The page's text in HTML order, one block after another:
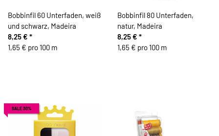
Bobbinfil 60 Unterfaden, weiß
und schwarz, Madeira
8,25 € *
1,65 € pro 100 m
Bobbinfil 80 Unterfaden,
natur, Madeira
8,25 € *
1,65 € pro 100 m
SALE 30%